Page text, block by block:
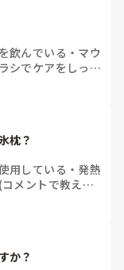
飲んでいる ・ マウ
シでケアをしっか
てください）
枕？
用している ・ 発熱
メントで教えて
か？